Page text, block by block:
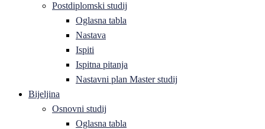
Postdiplomski studij
Oglasna tabla
Nastava
Ispiti
Ispitna pitanja
Nastavni plan Master studij
Bijeljina
Osnovni studij
Oglasna tabla